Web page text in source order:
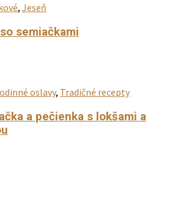
, Jeseň
semiačkami
oslavy, Tradičné recepty
a pečienka s lokšami a